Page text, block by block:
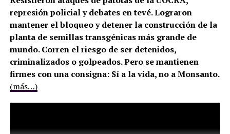
represión policial y debates en tevé. Lograron
mantener el bloqueo y detener la construcción de la
planta de semillas transgénicas más grande de
mundo. Corren el riesgo de ser detenidos,
criminalizados o golpeados. Pero se mantienen
firmes con una consigna: Sí a la vida, no a Monsanto.
(más…)